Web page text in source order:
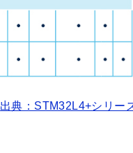
出典：STM32L4+シリー